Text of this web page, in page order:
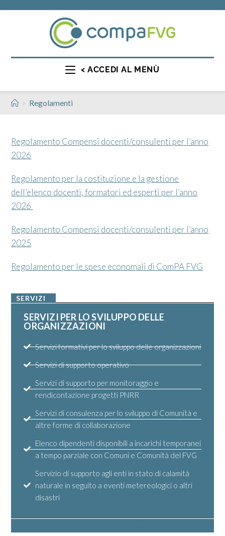
< ACCEDI AL MENÙ
> Regolamenti
Regolamento Compensi docenti/consulenti per l’anno
2026
Regolamento per la costituzione e la gestione
dell’elenco docenti, formatori ed esperti per l’anno
2026
Regolamento Compensi docenti/consulenti per l’anno
2025
Regolamento per le spese economali di ComPA FVG
SERVIZI
SERVIZI PER LO SVILUPPO DELLE
ORGANIZZAZIONI
Servizi formativi per lo sviluppo delle organizzazioni
Servizi di supporto operativo
Servizi di supporto per monitoraggio e
rendicontazione progetti PNRR
Servizi di consulenza per lo sviluppo di Comunità e
altre forme di collaborazione
Elenco dipendenti disponibili a incarichi temporanei
a tempo parziale con Comuni e Comunità del FVG
Servizio di supporto agli enti in stato di calamità
naturale in seguito a eventi metereologici o altri
disastri